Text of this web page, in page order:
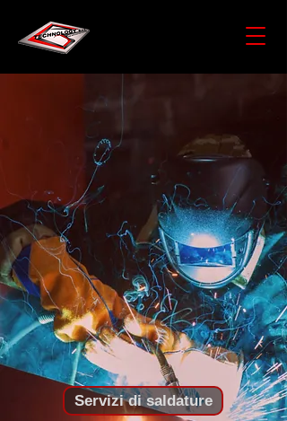
Servizi di saldature